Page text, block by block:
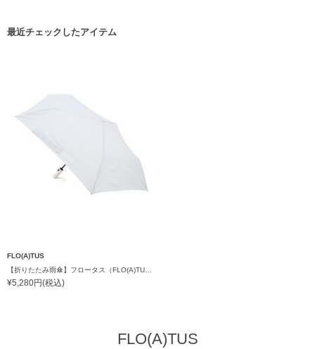
最近チェックしたアイテム
FLO(A)TUS
¥5,280円(税込)
FLO(A)TUS